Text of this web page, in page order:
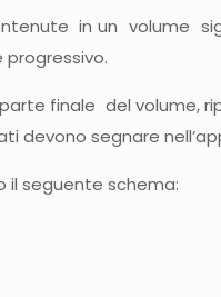
in un volume
progressivo.
finale del volume,
devono segnare
il seguente schema: